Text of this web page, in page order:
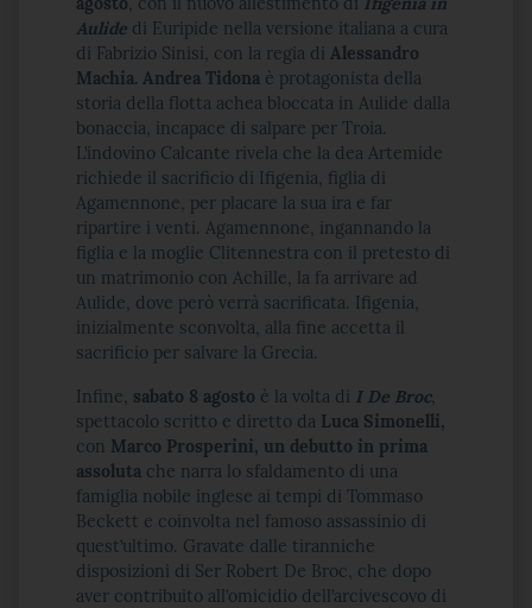
Aulide di Euripide nella versione italiana a cura
di Fabrizio Sinisi, con la regia di Alessandro
Machia. Andrea Tidona è protagonista della
storia della flotta achea bloccata in Aulide dalla
bonaccia, incapace di salpare per Troia.
L’indovino Calcante rivela che la dea Artemide
richiede il sacrificio di Ifigenia, figlia di
Agamennone, per placare la sua ira e far
ripartire i venti. Agamennone, ingannando la
figlia e la moglie Clitennestra con il pretesto di
un matrimonio con Achille, la fa arrivare ad
Aulide, dove però verrà sacrificata. Ifigenia,
inizialmente sconvolta, alla fine accetta il
sacrificio per salvare la Grecia.
Infine, sabato 8 agosto è la volta di I De Broc,
spettacolo scritto e diretto da Luca Simonelli,
con Marco Prosperini, un debutto in prima
assoluta che narra lo sfaldamento di una
famiglia nobile inglese ai tempi di Tommaso
Beckett e coinvolta nel famoso assassinio di
quest’ultimo. Gravate dalle tiranniche
disposizioni di Ser Robert De Broc, che dopo
aver contribuito all’omicidio dell’arcivescovo di